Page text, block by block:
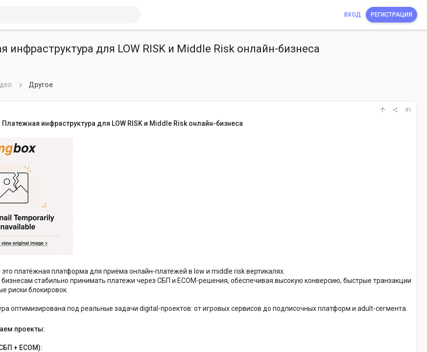
ВХОД РЕГИСТРАЦИЯ
инфраструктура для LOW RISK и Middle Risk онлайн-бизнеса
Другое
#1
инфраструктура для LOW RISK и Middle Risk онлайн-бизнеса
это платёжная платформа для приёма онлайн-платежей в low и middle risk вертикалях.
стабильно принимать платежи через СБП и ECOM-решения, обеспечивая высокую конверсию, быстрые транзакции
риски блокировок.
оптимизирована под реальные задачи digital-проектов: от игровых сервисов до подписочных платформ и adult-сегмента.
проекты:
+ ECOM):